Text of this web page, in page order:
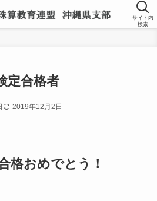
サイト内
検索
定合格者
2019年12月2日
格おめでとう！